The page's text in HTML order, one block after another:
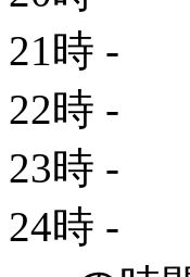
21時 -
22時 -
23時 -
24時 -